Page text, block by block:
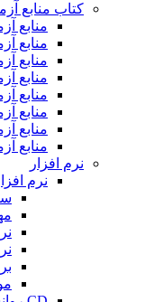
کتاب منابع
منابع
منابع
منابع
منابع
منابع
منابع
منابع
منابع
نرم افزار
نرم